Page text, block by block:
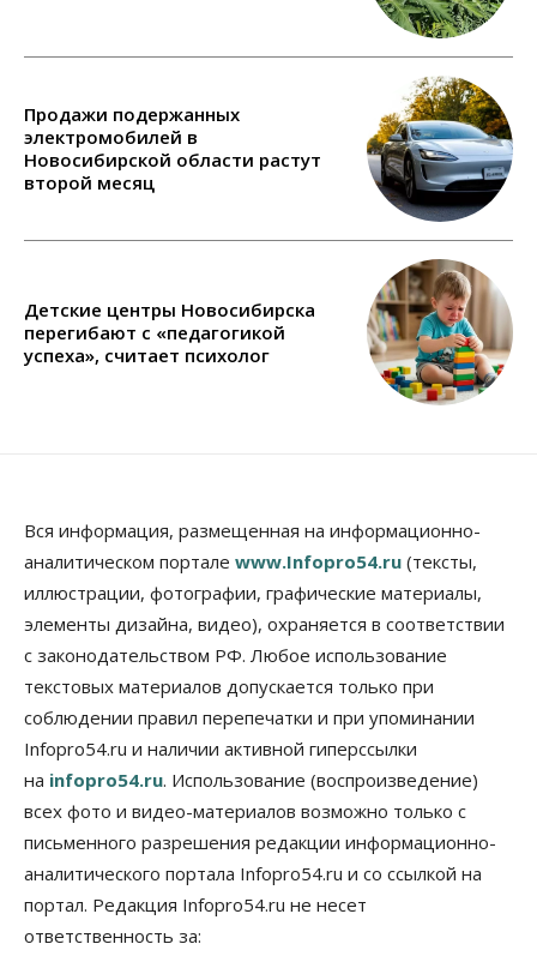
Продажи подержанных
электромобилей в
Новосибирской области растут
второй месяц
Детские центры Новосибирска
перегибают с «педагогикой
успеха», считает психолог
Вся информация, размещенная на информационно-
аналитическом портале www.Infopro54.ru (тексты,
иллюстрации, фотографии, графические материалы,
элементы дизайна, видео), охраняется в соответствии
с законодательством РФ. Любое использование
текстовых материалов допускается только при
соблюдении правил перепечатки и при упоминании
Infopro54.ru и наличии активной гиперссылки
на infopro54.ru. Использование (воспроизведение)
всех фото и видео-материалов возможно только с
письменного разрешения редакции информационно-
аналитического портала Infopro54.ru и со ссылкой на
портал. Редакция Infopro54.ru не несет
ответственность за: